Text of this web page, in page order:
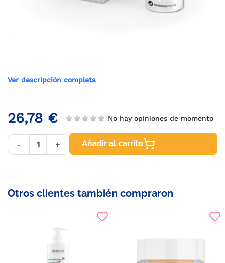
Ver descripción completa
26,78 € No hay opiniones de momento
- + Añadir al carrito
Otros clientes también compraron